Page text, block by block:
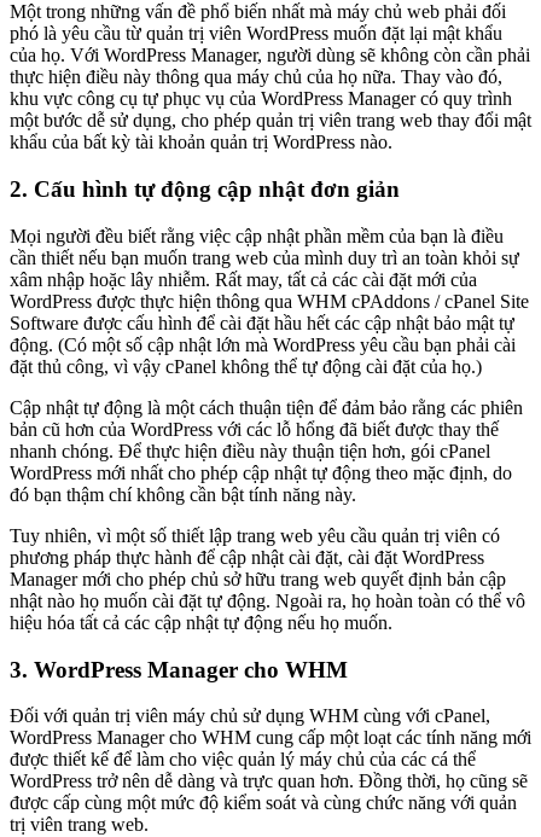
Một trong những vấn đề phổ biến nhất mà máy chủ web phải đối
phó là yêu cầu từ quản trị viên WordPress muốn đặt lại mật khẩu
của họ. Với WordPress Manager, người dùng sẽ không còn cần phải
thực hiện điều này thông qua máy chủ của họ nữa. Thay vào đó,
khu vực công cụ tự phục vụ của WordPress Manager có quy trình
một bước dễ sử dụng, cho phép quản trị viên trang web thay đổi mật
khẩu của bất kỳ tài khoản quản trị WordPress nào.
2. Cấu hình tự động cập nhật đơn giản
Mọi người đều biết rằng việc cập nhật phần mềm của bạn là điều
cần thiết nếu bạn muốn trang web của mình duy trì an toàn khỏi sự
xâm nhập hoặc lây nhiễm. Rất may, tất cả các cài đặt mới của
WordPress được thực hiện thông qua WHM cPAddons / cPanel Site
Software được cấu hình để cài đặt hầu hết các cập nhật bảo mật tự
động. (Có một số cập nhật lớn mà WordPress yêu cầu bạn phải cài
đặt thủ công, vì vậy cPanel không thể tự động cài đặt của họ.)
Cập nhật tự động là một cách thuận tiện để đảm bảo rằng các phiên
bản cũ hơn của WordPress với các lỗ hổng đã biết được thay thế
nhanh chóng. Để thực hiện điều này thuận tiện hơn, gói cPanel
WordPress mới nhất cho phép cập nhật tự động theo mặc định, do
đó bạn thậm chí không cần bật tính năng này.
Tuy nhiên, vì một số thiết lập trang web yêu cầu quản trị viên có
phương pháp thực hành để cập nhật cài đặt, cài đặt WordPress
Manager mới cho phép chủ sở hữu trang web quyết định bản cập
nhật nào họ muốn cài đặt tự động. Ngoài ra, họ hoàn toàn có thể vô
hiệu hóa tất cả các cập nhật tự động nếu họ muốn.
3. WordPress Manager cho WHM
Đối với quản trị viên máy chủ sử dụng WHM cùng với cPanel,
WordPress Manager cho WHM cung cấp một loạt các tính năng mới
được thiết kế để làm cho việc quản lý máy chủ của các cá thể
WordPress trở nên dễ dàng và trực quan hơn. Đồng thời, họ cũng sẽ
được cấp cùng một mức độ kiểm soát và cùng chức năng với quản
trị viên trang web.